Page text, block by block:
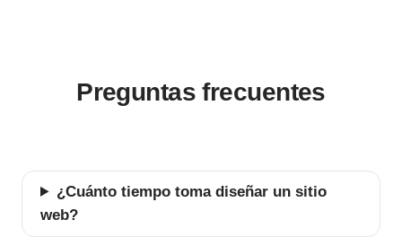
Preguntas frecuentes
¿Cuánto tiempo toma diseñar un sitio
web?